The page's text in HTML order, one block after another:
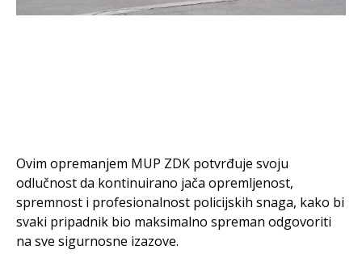
Ovim opremanjem MUP ZDK potvrđuje svoju
odlučnost da kontinuirano jača opremljenost,
spremnost i profesionalnost policijskih snaga, kako bi
svaki pripadnik bio maksimalno spreman odgovoriti
na sve sigurnosne izazove.